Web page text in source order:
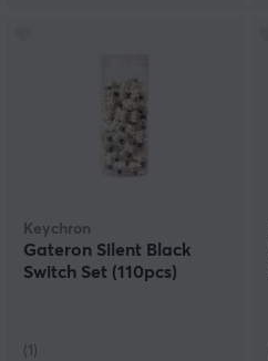
Keychron
Gateron Silent Black
Switch Set (110pcs)
(1)